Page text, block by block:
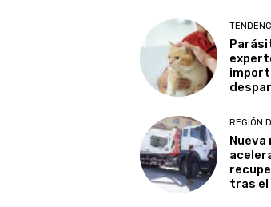
REGIÓN
tras el